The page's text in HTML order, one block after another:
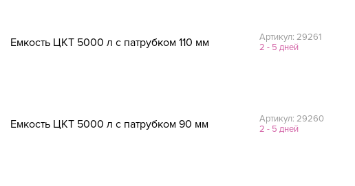
Емкость ЦКТ 5000 л с патрубком 110 мм
Артикул: 29261
2 - 5 дней
Емкость ЦКТ 5000 л с патрубком 90 мм
Артикул: 29260
2 - 5 дней